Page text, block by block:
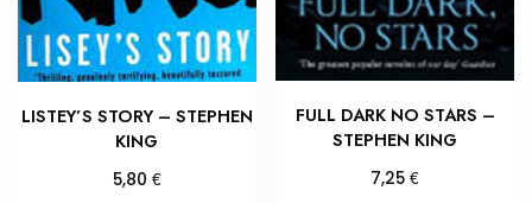
LISTEY’S STORY – STEPHEN
KING
5,80 €
FULL DARK NO STARS –
STEPHEN KING
7,25€